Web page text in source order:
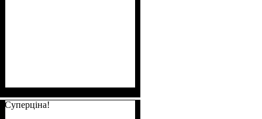
Суперціна!